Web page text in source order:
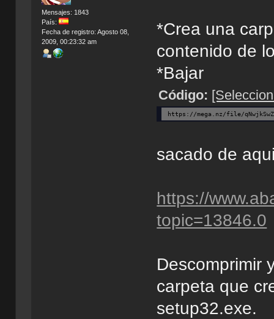
Mensajes: 1843
País:
Fecha de registro: Agosto 08,
2009, 00:23:32 am
*Crea una
contenido de
*Bajar
Código:
https://mega.nz/file/qNwjkSwZ#L-
sacado de
https://
topic=13846.0
Descomprimir
carpeta que
setup32.exe.